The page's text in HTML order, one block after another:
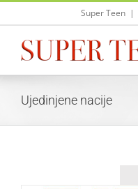
Skip
Super Teen |
Ujedinjene nacije